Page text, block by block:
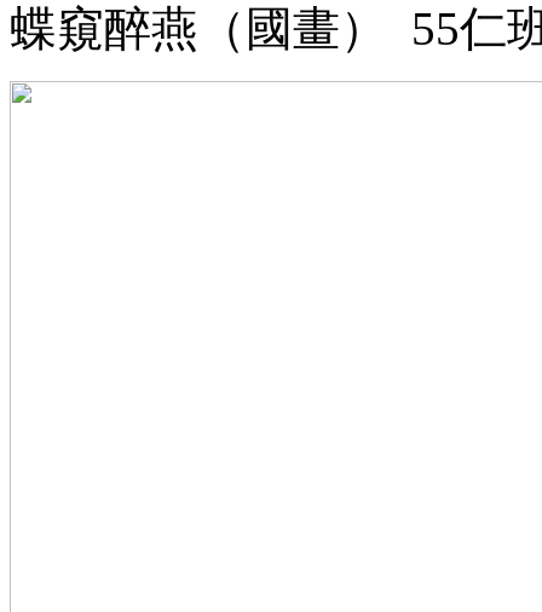
蝶窺醉燕（國畫） 55